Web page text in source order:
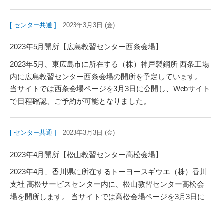
[ センター共通 ] 2023年3月3日 (金)
2023年5月開所【広島教習センター西条会場】
2023年5月、東広島市に所在する（株）神戸製鋼所 西条工場
内に広島教習センター西条会場の開所を予定しています。
当サイトでは西条会場ページを3月3日に公開し、Webサイト
で日程確認、ご予約が可能となりました。
[ センター共通 ] 2023年3月3日 (金)
2023年4月開所【松山教習センター高松会場】
2023年4月、香川県に所在するトーヨースギウエ（株）香川
支社 高松サービスセンター内に、松山教習センター高松会
場を開所します。 当サイトでは高松会場ページを3月3日に